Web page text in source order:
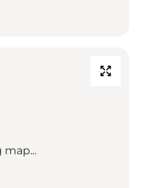
map...